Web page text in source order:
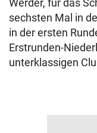
Werder, für das
sechsten Mal in
in der ersten
Erstrunden-
unterklassigen